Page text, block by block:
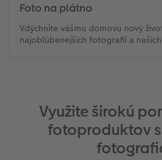
Foto na plátno
Vdýchnite vášmu domovu nový
najobľúbenejších fotografií a
Využite širokú
fotoproduktov